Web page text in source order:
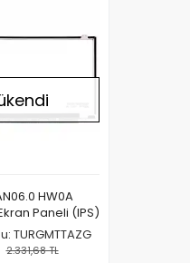
HW0A
Paneli (IPS)
TURGMTTAZG
2.331,68 TL